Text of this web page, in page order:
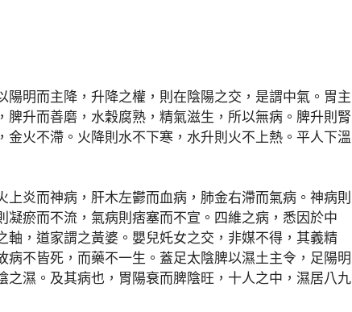
陽明而主降，升降之權，則在陰陽之交，是謂中氣。胃主
脾升而善磨，水穀腐熟，精氣滋生，所以無病。脾升則腎
金火不滯。火降則水不下寒，水升則火不上熱。平人下溫
炎而神病，肝木左鬱而血病，肺金右滯而氣病。神病則
凝瘀而不流，氣病則痞塞而不宣。四維之病，悉因於中
軸，道家謂之黃婆。嬰兒奼女之交，非媒不得，其義精
病不皆死，而藥不一生。蓋足太陰脾以濕土主令，足陽明
之濕。及其病也，胃陽衰而脾陰旺，十人之中，濕居八九